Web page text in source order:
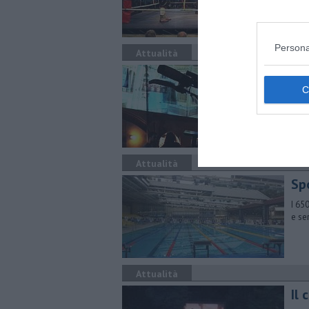
Attualità
Attualità
I
e
Attualità
Il